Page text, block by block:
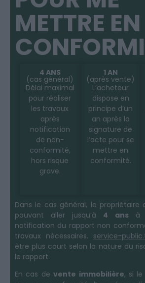
METTRE EN
4 ANS
(cas général)
Délai maximal
pour réaliser
les travaux
après
notification
de non-
conformité,
hors risque
grave.
1 AN
(après vente)
L’acheteur
dispose en
principe d’un
an après la
signature de
l’acte pour se
mettre en
conformité.
Dans le cas général, le propriétaire
pouvant aller jusqu’à 4 ansà
notification du rapport non
travaux nécessaires. service-
être plus court selon la nature du
le rapport.
En cas devente immobilière, si